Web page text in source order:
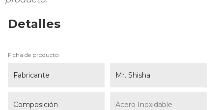
Detalles
Ficha de producto:
Fabricante Mr. Shisha
Composición Acero Inoxidable